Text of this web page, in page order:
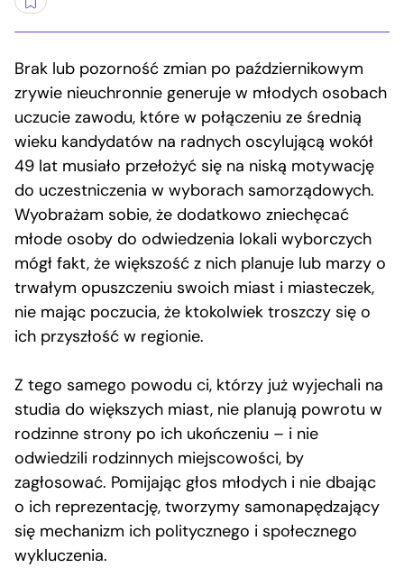
Brak lub pozorność zmian po październikowym
zrywie nieuchronnie generuje w młodych osobach
uczucie zawodu, które w połączeniu ze średnią
wieku kandydatów na radnych oscylującą wokół
49 lat musiało przełożyć się na niską motywację
do uczestniczenia w wyborach samorządowych.
Wyobrażam sobie, że dodatkowo zniechęcać
młode osoby do odwiedzenia lokali wyborczych
mógł fakt, że większość z nich planuje lub marzy o
trwałym opuszczeniu swoich miast i miasteczek,
nie mając poczucia, że ktokolwiek troszczy się o
ich przyszłość w regionie.
Z tego samego powodu ci, którzy już wyjechali na
studia do większych miast, nie planują powrotu w
rodzinne strony po ich ukończeniu – i nie
odwiedzili rodzinnych miejscowości, by
zagłosować. Pomijając głos młodych i nie dbając
o ich reprezentację, tworzymy samonapędzający
się mechanizm ich politycznego i społecznego
wykluczenia.